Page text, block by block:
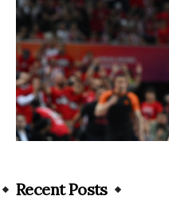
Recent Posts